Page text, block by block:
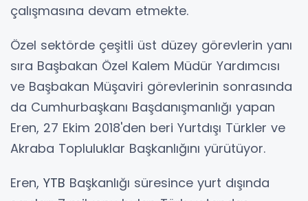
çalışmasına devam etmekte.
Özel sektörde çeşitli üst düzey görevlerin yanı
sıra Başbakan Özel Kalem Müdür Yardımcısı
ve Başbakan Müşaviri görevlerinin sonrasında
da Cumhurbaşkanı Başdanışmanlığı yapan
Eren, 27 Ekim 2018'den beri Yurtdışı Türkler ve
Akraba Topluluklar Başkanlığını yürütüyor.
Eren, YTB Başkanlığı süresince yurt dışında